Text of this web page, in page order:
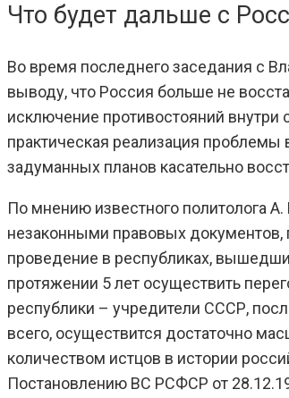
Что будет дальше с
Во время последнего заседания с
выводу, что Россия больше не
исключение противостояний внутри
практическая реализация
задуманных планов касательно
По мнению известного политолога
незаконными правовых
проведение в республиках,
протяжении 5 лет осуществить
республики – учредители СССР,
всего, осуществится достаточно
количеством истцов в истории
Постановлению ВС РСФСР от